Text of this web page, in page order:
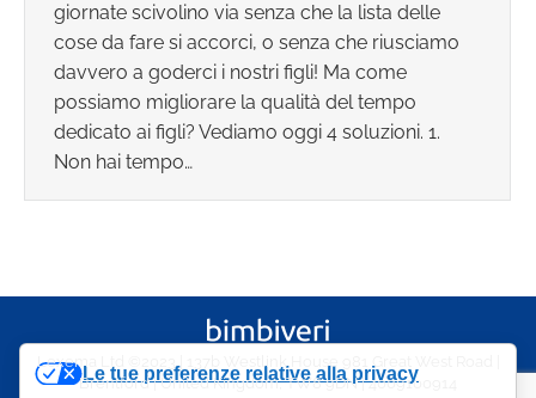
giornate scivolino via senza che la lista delle
cose da fare si accorci, o senza che riusciamo
davvero a goderci i nostri figli! Ma come
possiamo migliorare la qualità del tempo
dedicato ai figli? Vediamo oggi 4 soluzioni. 1.
Non hai tempo…
Lexema Ltd ©2023 | 137b Westlink House 981 Great West Road |
Brentford | United Kingdom, TW8 9DN | 4009100914
Le tue preferenze relative alla privacy